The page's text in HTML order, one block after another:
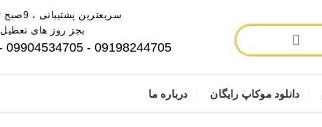
سریعترین پشتیبانی ، 9صبح تا 8 شب
بجز روز های تعطیل
09198244705 - 09904534705 - 021-77540187
دانلود موکاپ رایگان درباره ما